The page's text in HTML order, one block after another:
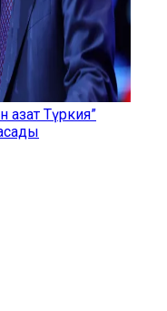
азат Түркия”